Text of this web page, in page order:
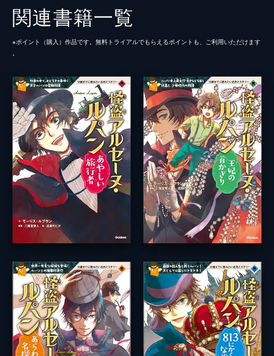
関連書籍一覧
※ポイント（購⼊）作品です。無料トライアルでもらえるポイントも、ご利⽤いただけます
。